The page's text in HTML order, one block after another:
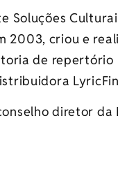
Soluções
2003, criou e
de repertório
diretor da